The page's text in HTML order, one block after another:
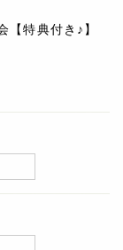
特典付き♪】